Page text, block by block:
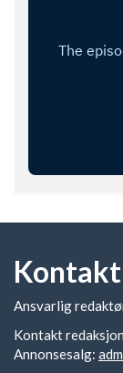
Ansvarlig
Kontakt
Annonsesalg: